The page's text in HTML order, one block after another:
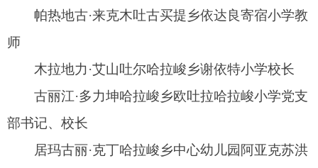
1.按照阿图什市教育督导组分工，通过座谈、
调研、暗访、听课等形式，广泛收集掌握受检学校
的信息和情况。
2.按照阿图什市教育督导检查组分工，具体参
与教育督导报告的撰写。
他工作及系统填报任务。